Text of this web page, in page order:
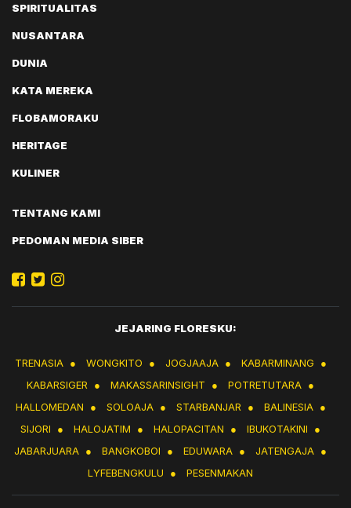
SPIRITUALITAS
NUSANTARA
DUNIA
KATA MEREKA
FLOBAMORAKU
HERITAGE
KULINER
TENTANG KAMI
PEDOMAN MEDIA SIBER
JEJARING FLORESKU:
TRENASIA ● WONGKITO ● JOGJAAJA ● KABARMINANG
●
KABARSIGER
● MAKASSARINSIGHT ● POTRETUTARA ●
HALLOMEDAN
● SOLOAJA ● STARBANJAR ● BALINESIA ●
SIJORI
● HALOJATIM ● HALOPACITAN ● IBUKOTAKINI
●
JABARJUARA ● BANGKOBOI ● EDUWARA ● JATENGAJA ●
LYFEBENGKULU
● PESENMAKAN